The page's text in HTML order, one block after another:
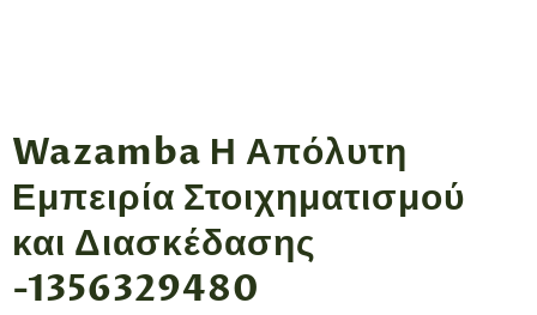
Wazamba Η Απόλυτη
Εμπειρία Στοιχηματισμού
και Διασκέδασης
-1356329480